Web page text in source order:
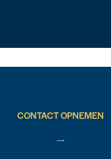
CONTACT OPNEMEN
Solliciteren